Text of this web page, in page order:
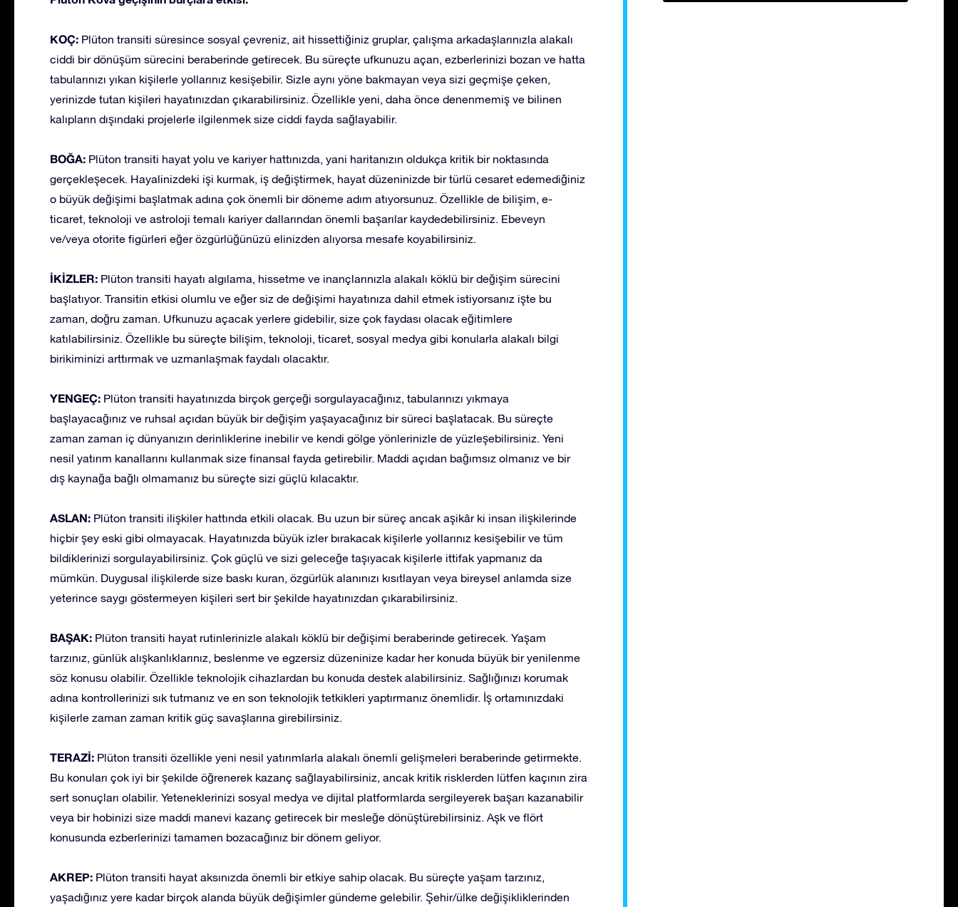
KOÇ: Plüton transiti süresince sosyal çevreniz, ait hissettiğiniz gruplar, çalışma arkadaşlarınızla alakalı
ciddi bir dönüşüm sürecini beraberinde getirecek. Bu süreçte ufkunuzu açan, ezberlerinizi bozan ve hatta
tabularınızı yıkan kişilerle yollarınız kesişebilir. Sizle aynı yöne bakmayan veya sizi geçmişe çeken,
yerinizde tutan kişileri hayatınızdan çıkarabilirsiniz. Özellikle yeni, daha önce denenmemiş ve bilinen
kalıpların dışındaki projelerle ilgilenmek size ciddi fayda sağlayabilir.
BOĞA: Plüton transiti hayat yolu ve kariyer hattınızda, yani haritanızın oldukça kritik bir noktasında
gerçekleşecek. Hayalinizdeki işi kurmak, iş değiştirmek, hayat düzeninizde bir türlü cesaret edemediğiniz
o büyük değişimi başlatmak adına çok önemli bir döneme adım atıyorsunuz. Özellikle de bilişim, e-
ticaret, teknoloji ve astroloji temalı kariyer dallarından önemli başarılar kaydedebilirsiniz. Ebeveyn
ve/veya otorite figürleri eğer özgürlüğünüzü elinizden alıyorsa mesafe koyabilirsiniz.
İKİZLER: Plüton transiti hayatı algılama, hissetme ve inançlarınızla alakalı köklü bir değişim sürecini
başlatıyor. Transitin etkisi olumlu ve eğer siz de değişimi hayatınıza dahil etmek istiyorsanız işte bu
zaman, doğru zaman. Ufkunuzu açacak yerlere gidebilir, size çok faydası olacak eğitimlere
katılabilirsiniz. Özellikle bu süreçte bilişim, teknoloji, ticaret, sosyal medya gibi konularla alakalı bilgi
birikiminizi arttırmak ve uzmanlaşmak faydalı olacaktır.
YENGEÇ: Plüton transiti hayatınızda birçok gerçeği sorgulayacağınız, tabularınızı yıkmaya
başlayacağınız ve ruhsal açıdan büyük bir değişim yaşayacağınız bir süreci başlatacak. Bu süreçte
zaman zaman iç dünyanızın derinliklerine inebilir ve kendi gölge yönlerinizle de yüzleşebilirsiniz. Yeni
nesil yatırım kanallarını kullanmak size finansal fayda getirebilir. Maddi açıdan bağımsız olmanız ve bir
dış kaynağa bağlı olmamanız bu süreçte sizi güçlü kılacaktır.
ASLAN: Plüton transiti ilişkiler hattında etkili olacak. Bu uzun bir süreç ancak aşikâr ki insan ilişkilerinde
hiçbir şey eski gibi olmayacak. Hayatınızda büyük izler bırakacak kişilerle yollarınız kesişebilir ve tüm
bildiklerinizi sorgulayabilirsiniz. Çok güçlü ve sizi geleceğe taşıyacak kişilerle ittifak yapmanız da
mümkün. Duygusal ilişkilerde size baskı kuran, özgürlük alanınızı kısıtlayan veya bireysel anlamda size
yeterince saygı göstermeyen kişileri sert bir şekilde hayatınızdan çıkarabilirsiniz.
BAŞAK: Plüton transiti hayat rutinlerinizle alakalı köklü bir değişimi beraberinde getirecek. Yaşam
tarzınız, günlük alışkanlıklarınız, beslenme ve egzersiz düzeninize kadar her konuda büyük bir yenilenme
söz konusu olabilir. Özellikle teknolojik cihazlardan bu konuda destek alabilirsiniz. Sağlığınızı korumak
adına kontrollerinizi sık tutmanız ve en son teknolojik tetkikleri yaptırmanız önemlidir. İş ortamınızdaki
kişilerle zaman zaman kritik güç savaşlarına girebilirsiniz.
TERAZİ: Plüton transiti özellikle yeni nesil yatırımlarla alakalı önemli gelişmeleri beraberinde getirmekte.
Bu konuları çok iyi bir şekilde öğrenerek kazanç sağlayabilirsiniz, ancak kritik risklerden lütfen kaçının zira
sert sonuçları olabilir. Yeteneklerinizi sosyal medya ve dijital platformlarda sergileyerek başarı kazanabilir
veya bir hobinizi size maddi manevi kazanç getirecek bir mesleğe dönüştürebilirsiniz. Aşk ve flört
konusunda ezberlerinizi tamamen bozacağınız bir dönem geliyor.
AKREP: Plüton transiti hayat aksınızda önemli bir etkiye sahip olacak. Bu süreçte yaşam tarzınız,
yaşadığınız yere kadar birçok alanda büyük değişimler gündeme gelebilir. Şehir/ülke değişikliklerinden